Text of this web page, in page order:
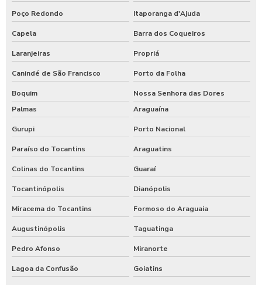
Poço Redondo Itaporanga d'Ajuda
Capela Barra dos Coqueiros
Laranjeiras Propriá
Canindé de São Francisco Porto da Folha
Boquim
Nossa Senhora das Dores
Palmas
Araguaína
Gurupi Porto Nacional
Paraíso do Tocantins Araguatins
Colinas do Tocantins Guaraí
Tocantinópolis Dianópolis
Miracema do Tocantins Formoso do Araguaia
Augustinópolis Taguatinga
Pedro Afonso Miranorte
Lagoa da Confusão Goiatins